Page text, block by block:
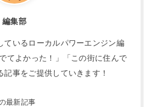
編集部
ているローカルパワーエンジン編
てよかった！」「この街に住んで
事をご提供していきます！